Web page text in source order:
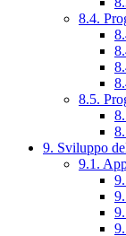
8.4.
8.5.
9. Sviluppo
9.1.